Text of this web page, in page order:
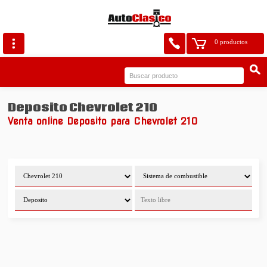
0 productos
Deposito Chevrolet 210
Venta online Deposito para Chevrolet 210